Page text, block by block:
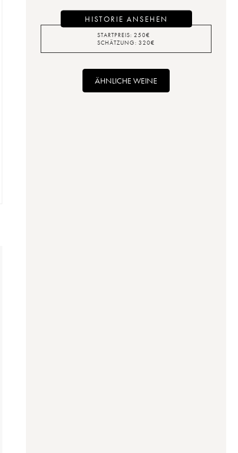
HISTORIE ANSEHEN
STARTPREIS: 250€
SCHÄTZUNG: 320€
ÄHNLICHE WEINE